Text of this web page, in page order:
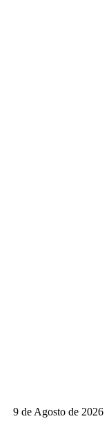
9 de Agosto de 2026